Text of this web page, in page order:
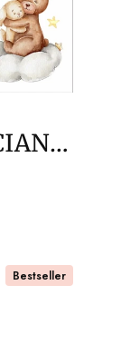
Bestseller